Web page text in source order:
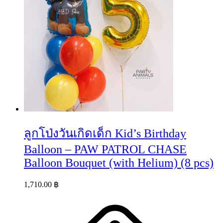
ลูกโป่งวันเกิดเด็ก Kid’s Birthday
Balloon – PAW PATROL CHASE
Balloon Bouquet (with Helium) (8 pcs)
1,710.00 ฿